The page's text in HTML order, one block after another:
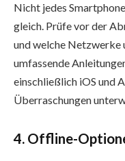
Nicht jedes
gleich. Prüfe vor der
und welche
umfassende
einschließlich iOS und
Überraschungen
4. Offline-